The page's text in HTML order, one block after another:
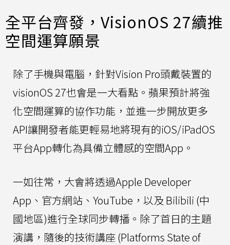
全平台齊發，VisionOS 27續推
空間運算願景
除了手機與電腦，針對Vision Pro頭戴裝置的
visionOS 27也會是一大看點。蘋果預計將強
化空間運算的協作功能，並進一步開放更多
API讓開發者能更輕易地將現有的iOS/iPadOS
平台App轉化為具備立體感的空間App。
一如往常，大會將透過Apple Developer
App、官方網站、YouTube，以及 Bilibili (中
國地區)進行全球同步轉播。除了首日的主題
演講，隨後的技術講座 (Platforms State of